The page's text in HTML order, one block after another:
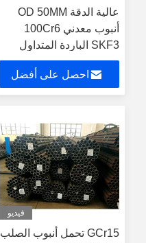
عالية الدقة OD 50MM
أنبوب معدني 100Cr6
SKF3 الباردة المتداول
لقطع غيار السيارات
احصل على أفضل
فيديو
GCr15 تحمل أنبوب الصلب